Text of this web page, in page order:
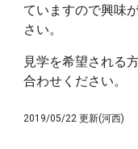
ていますので興味
さい。
見学を希望される
合わせください。
2019/05/22 更新(河西)